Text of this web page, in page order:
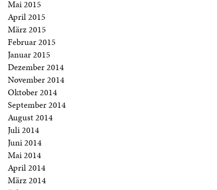
Mai 2015
April 2015
März 2015
Februar 2015
Januar 2015
Dezember 2014
November 2014
Oktober 2014
September 2014
August 2014
Juli 2014
Juni 2014
Mai 2014
April 2014
März 2014